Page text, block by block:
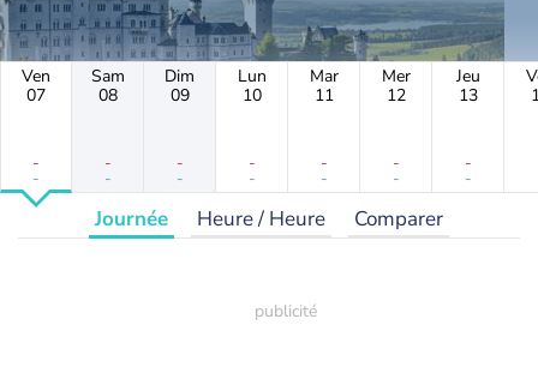
Ven
07
-
-
Sam
08
-
-
Dim
09
-
-
Lun
10
-
-
Mar
11
-
-
Mer
12
-
-
Jeu
13
-
-
Journée Heure / Heure Comparer